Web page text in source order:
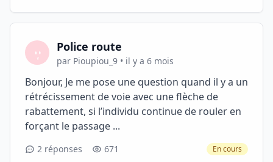
Police route
par Pioupiou_9 • il y a 6 mois
Bonjour, Je me pose une question quand il y a un
rétrécissement de voie avec une flèche de
rabattement, si l’individu continue de rouler en
forçant le passage ...
2 réponses 671 En cours